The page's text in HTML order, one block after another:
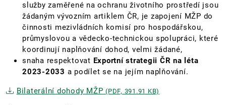
služby zaměřené na ochranu životního prostředí jsou
žádaným vývozním artiklem ČR, je zapojení MŽP do
činnosti mezivládních komisí pro hospodářskou,
průmyslovou a vědecko-technickou spolupráci, které
koordinují naplňování dohod, velmi žádané,
snaha respektovat Exportní strategii ČR na léta
2023-2033 a podílet se na jejím naplňování.
Bilaterální dohody MŽP (PDF, 391.91 KB)